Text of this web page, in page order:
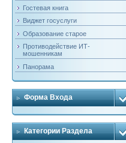
Гостевая книга
Виджет госуслуги
Образование старое
Противодействие ИТ-
мошенникам
Панорама
Форма Входа
Категории Раздела